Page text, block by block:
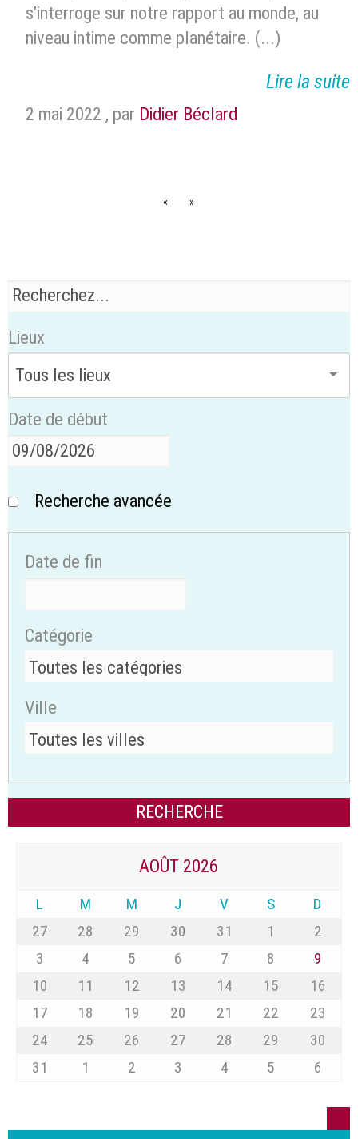
s’interroge sur notre rapport au monde, au
niveau intime comme planétaire. (...)
Lire la suite
2 mai 2022 , par Didier Béclard
« »
Lieux
Date de début
Recherche avancée
Date de fin
Catégorie
Ville
AOÛT 2026
L M M J V S
D
27
28 29 30 31 1
2
3
4 5 6 7 8
9
10
11 12 13 14 15
16
17
18 19 20 21 22
23
24
25 26 27 28 29
30
31
1 2 3 4 5 6